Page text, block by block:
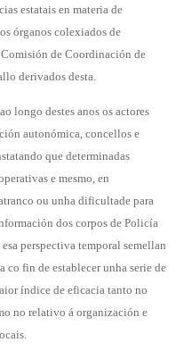
estatais en materia de
órganos colexiados de
de Coordinación de
derivados desta.
longo destes anos os actores
autonómica, concellos e
que determinadas
e mesmo, en
ou unha dificultade para
dos corpos de Policía
perspectiva temporal semellan
co fin de establecer unha serie de
índice de eficacia tanto no
no relativo á organización e